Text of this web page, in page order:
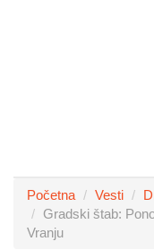
Početna Vesti
Gradski štab:
Vranju